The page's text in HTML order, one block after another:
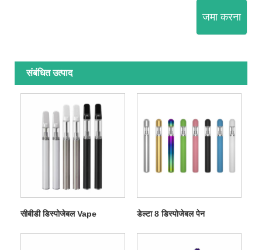
जमा करना
संबंधित उत्पाद
सीबीडी डिस्पोजेबल Vape डेल्टा 8 डिस्पोजेबल पेन